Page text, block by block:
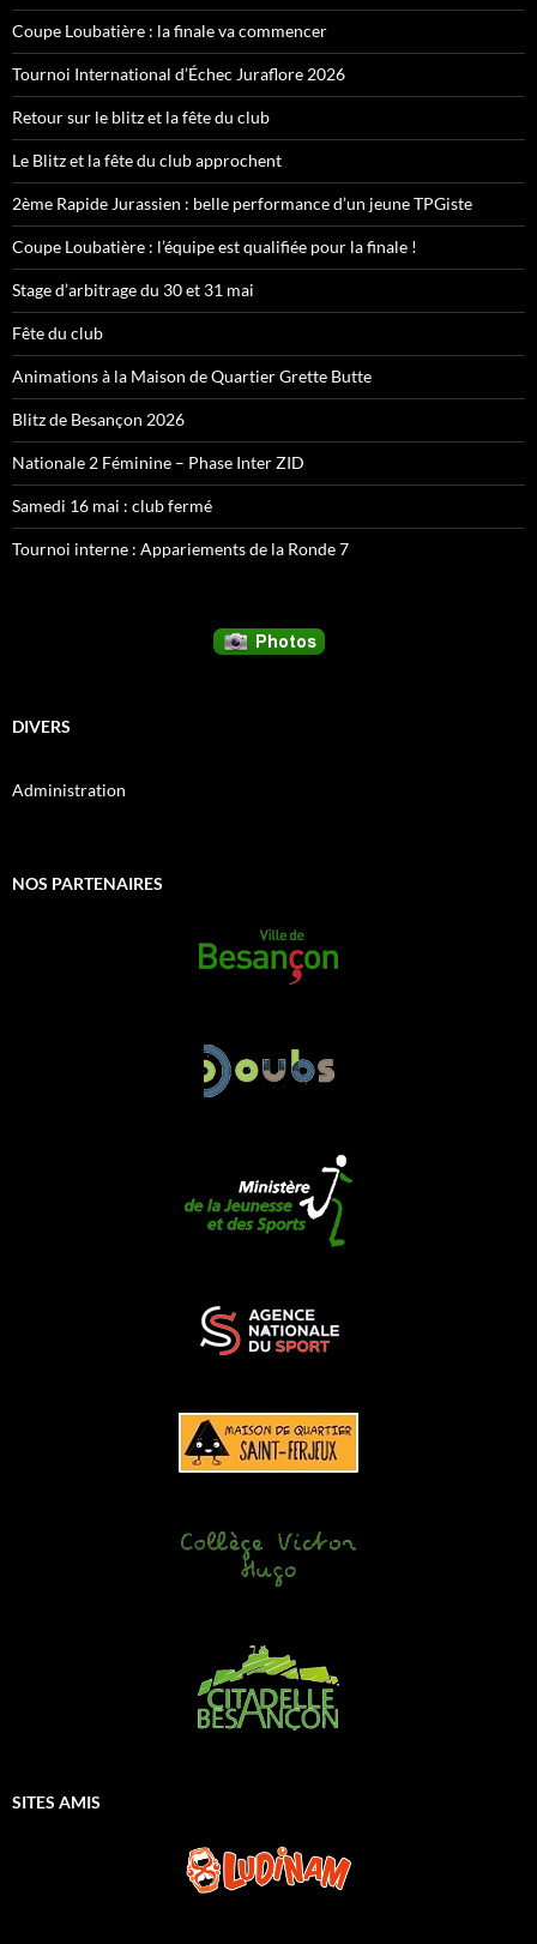
Coupe Loubatière : la finale va commencer
Tournoi International d’Échec Juraflore 2026
Retour sur le blitz et la fête du club
Le Blitz et la fête du club approchent
2ème Rapide Jurassien : belle performance d’un jeune TPGiste
Coupe Loubatière : l’équipe est qualifiée pour la finale !
Stage d’arbitrage du 30 et 31 mai
Fête du club
Animations à la Maison de Quartier Grette Butte
Blitz de Besançon 2026
Nationale 2 Féminine – Phase Inter ZID
Samedi 16 mai : club fermé
Tournoi interne : Appariements de la Ronde 7
DIVERS
Administration
NOS PARTENAIRES
SITES AMIS